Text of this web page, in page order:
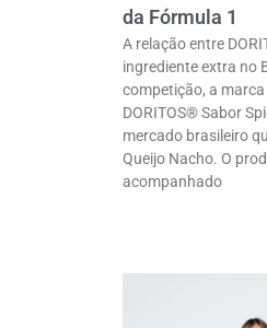
da Fórmula 1
A relação entre
ingrediente extra no
competição, a
DORITOS® Sabor
mercado brasileiro
Queijo Nacho. O
acompanhado